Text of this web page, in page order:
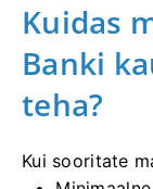
Kuidas
Banki
teha?
Kui sooritate